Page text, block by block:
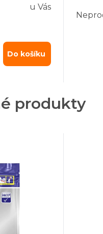
u Vás
Do košíku
produkty